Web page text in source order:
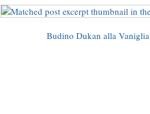
Budino Dukan alla Vaniglia